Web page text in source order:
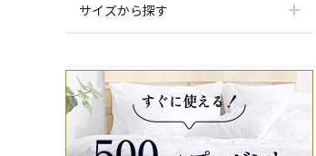
サイズから探す